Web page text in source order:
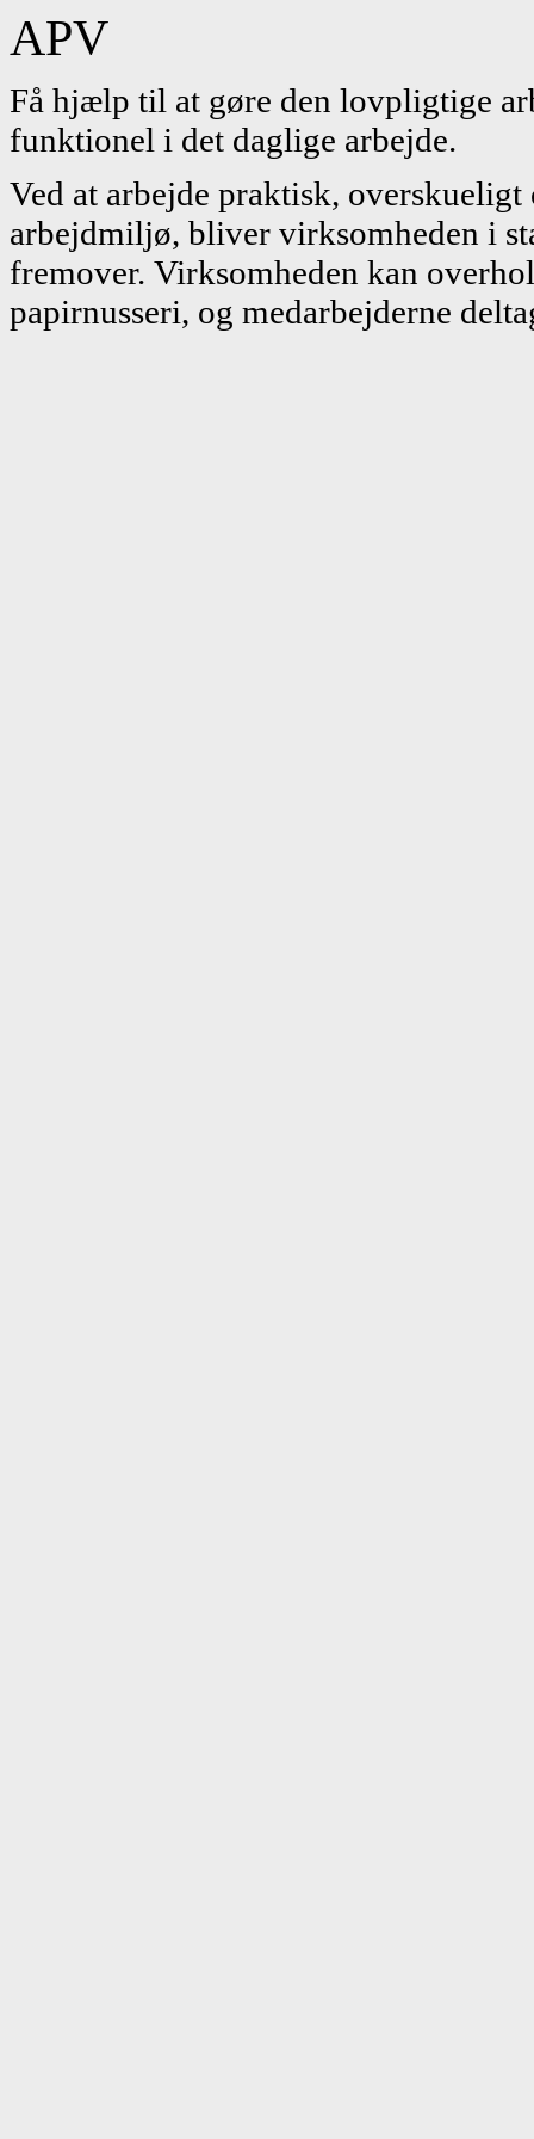
APV
Få hjælp til at gøre den lovpligtige
funktionel i det daglige arbejde.
Ved at arbejde praktisk,
arbejdmiljø, bliver virksomheden i
fremover. Virksomheden kan
papirnusseri, og medarbejderne